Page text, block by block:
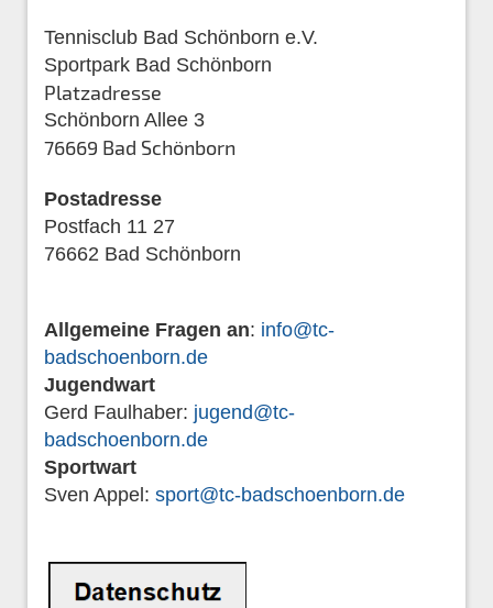
Tennisclub Bad Schönborn e.V.
Sportpark Bad Schönborn
Platzadresse
Schönborn Allee 3
76669 Bad Schönborn
Postadresse
Postfach 11 27
76662 Bad Schönborn
Allgemeine Fragen an: info@tc-
badschoenborn.de
Jugendwart
Gerd Faulhaber: jugend@tc-
badschoenborn.de
Sportwart
Sven Appel: sport@tc-badschoenborn.de